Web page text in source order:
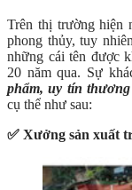
Trên thị trường hiện
phong thủy, tuy
những cái tên được
20 năm qua. Sự
phẩm, uy tín
cụ thể như sau:
✅ Xưởng sản xuất